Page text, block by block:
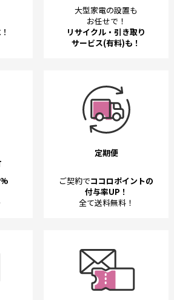
大型家電の設置も
お任せで！
リサイクル・引き取り
サービス(有料)も！
定期便
ご契約でココロポイントの
付与率UP！
全て送料無料！